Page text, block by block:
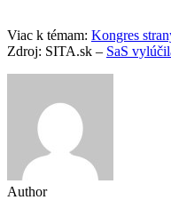
Viac k témam: Kongres
Zdroj: SITA.sk – SaS
Author